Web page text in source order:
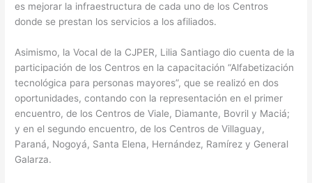
es mejorar la infraestructura de cada uno de los Centros
donde se prestan los servicios a los afiliados.
Asimismo, la Vocal de la CJPER, Lilia Santiago dio cuenta de la
participación de los Centros en la capacitación “Alfabetización
tecnológica para personas mayores”, que se realizó en dos
oportunidades, contando con la representación en el primer
encuentro, de los Centros de Viale, Diamante, Bovril y Maciá;
y en el segundo encuentro, de los Centros de Villaguay,
Paraná, Nogoyá, Santa Elena, Hernández, Ramírez y General
Galarza.